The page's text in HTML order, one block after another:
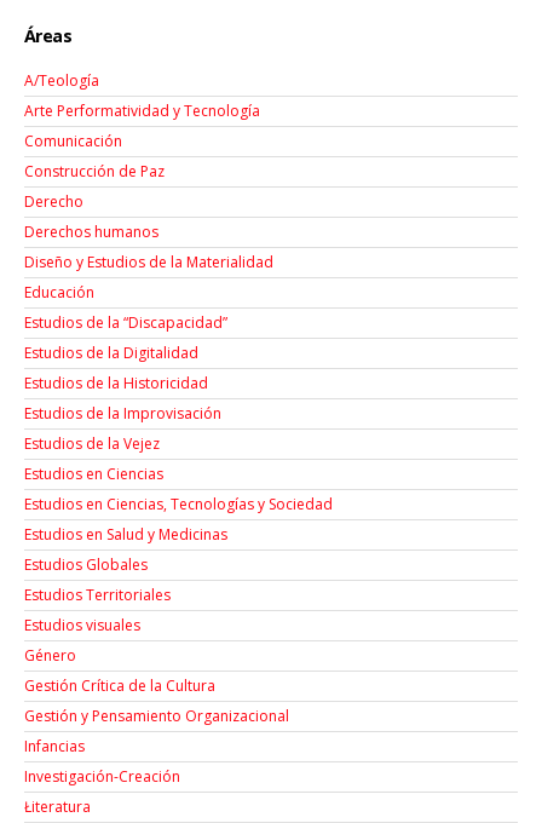
Áreas
A/Teología
Arte Performatividad y Tecnología
Comunicación
Construcción de Paz
Derecho
Derechos humanos
Diseño y Estudios de la Materialidad
Educación
Estudios de la “Discapacidad”
Estudios de la Digitalidad
Estudios de la Historicidad
Estudios de la Improvisación
Estudios de la Vejez
Estudios en Ciencias
Estudios en Ciencias, Tecnologías y Sociedad
Estudios en Salud y Medicinas
Estudios Globales
Estudios Territoriales
Estudios visuales
Género
Gestión Crítica de la Cultura
Gestión y Pensamiento Organizacional
Infancias
Investigación-Creación
Łiteratura